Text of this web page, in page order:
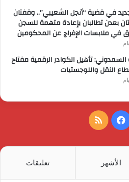
في قضية “أنجل الشعيبي”.. وقفتان
بعدن تطالبان بإعادة متهمة للسجن
في ملابسات الإفراج عن المحكومين
تأهيل الكوادر الرقمية مفتاح
النقل واللوجستيات
فيسبوكملخص
الأشهر تعليقات